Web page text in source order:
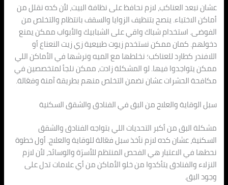
عشان نبعد العناكب، لازم نحافظ على نظافة البيت، لأن كده نقلل من
أماكن الاختباء. ينصح بتنظيف الزوايا والسقف بانتظام والتخلص من
الفوضى. استخدام شباك واقي على الشبابيك والأبواب ممكن يمنع
دخولهم. كمان ممكن نستخدم زيوت طبيعية زي زيت النعناع أو
اللافندر كطارد للعناكب؛ نخلطها مع الميه ونرشها في الأماكن اللي
ممكن يتواجدوا فيها. لو المشكلة زادت، ممكن نلجأ لمتخصصين في
مكافحة الحشرات عشان نضمن التخلص منهم بطريقة آمنة وفعّالة.
سبل الوقاية والعلاج من البق في الفنادق والشقق السكنية
مشكلة البق من أكبر التحديات اللي بتواجه الفنادق والشقق
السكنية، عشان كده لازم نأخذ سبل فعّالة للوقاية والعلاج. أول خطوة
نحطها في الاعتبار هي الفحص المنتظم للأسرّة والوسائد، لأن لازم
النزلاء والفنادق يتأكدوا من خلو الأماكن من أي علامات تدل على
وجود البق.